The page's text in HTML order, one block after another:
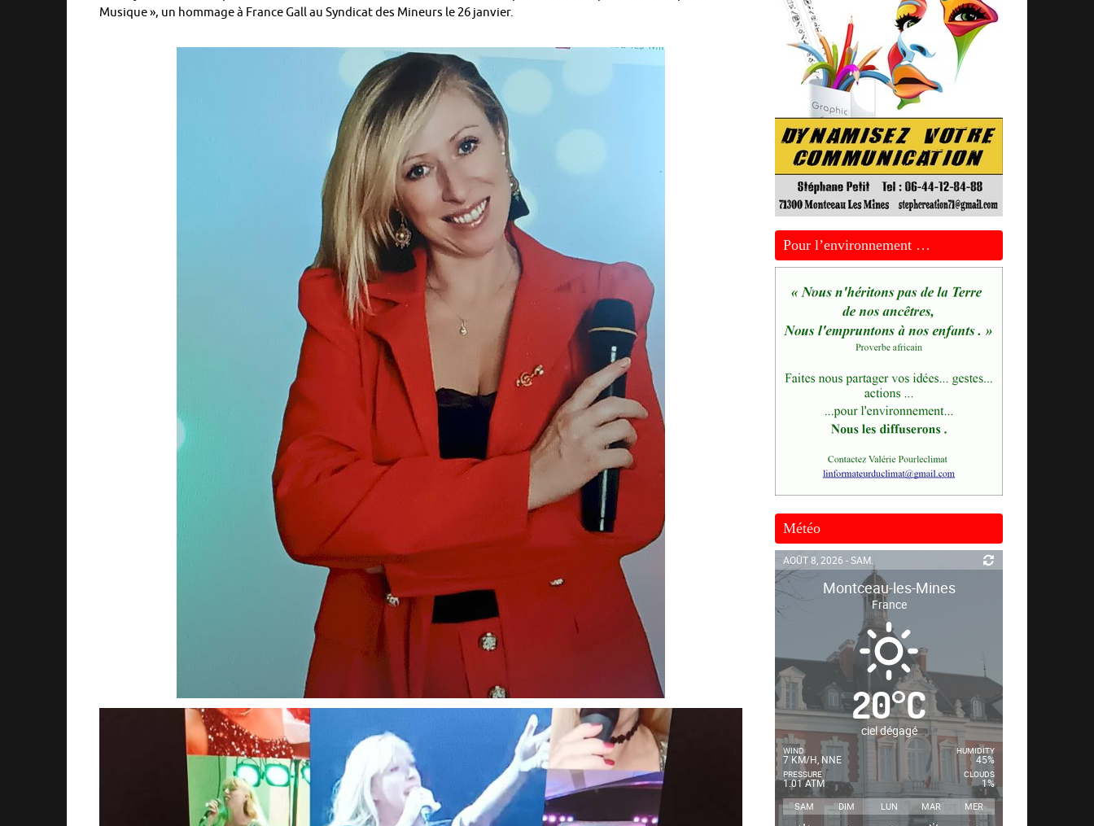
Musique », un hommage à France Gall au Syndicat des Mineurs le 26 janvier.
Pour l’environnement …
Météo
AOÛT 8, 2026 - SAM.
Montceau-les-Mines
France
20°C
ciel dégagé
WIND
7 KM/H, NNE
PRESSURE
1.01 ATM
HUMIDITY
45%
CLOUDS
1%
SAM DIM LUN MAR MER